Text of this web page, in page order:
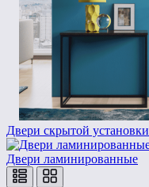
Двери скрытой установки
Двери ламинированные